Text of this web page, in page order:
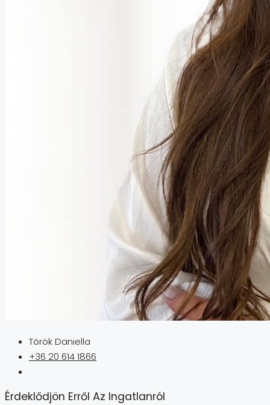
Török Daniella
+36 20 614 1866
Érdeklődjön Erről Az Ingatlanról